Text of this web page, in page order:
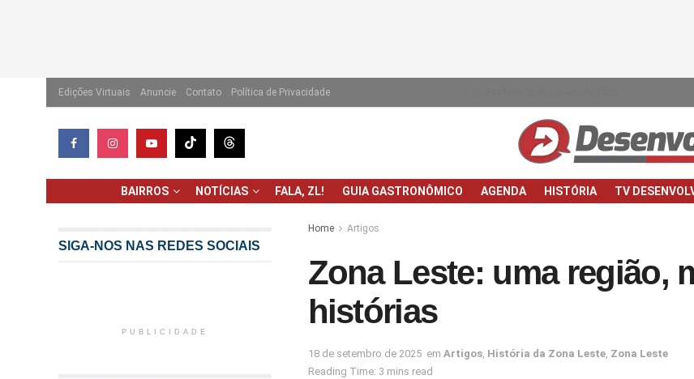
Edições Virtuais Anuncie Contato Política de Privacidade
BAIRROS NOTÍCIAS FALA, ZL! GUIA GASTRONÔMICO AGENDA HISTÓRIA TV
Home Artigos
Zona Leste: uma região,
histórias
18 de setembro de 2025 em Artigos, História da Zona Leste, Zona Leste
Reading Time: 3 mins read
SIGA-NOS NAS REDES SOCIAIS
PUBLICIDADE